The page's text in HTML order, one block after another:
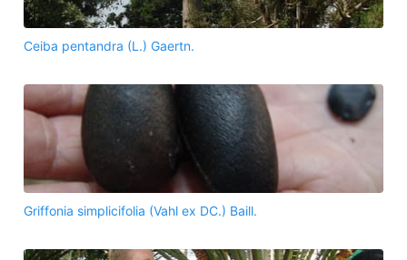
Ceiba pentandra (L.) Gaertn.
Griffonia simplicifolia (Vahl ex DC.) Baill.